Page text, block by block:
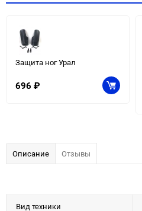
Защита ног Урал
696 ₽
Описание Отзывы
Вид техники